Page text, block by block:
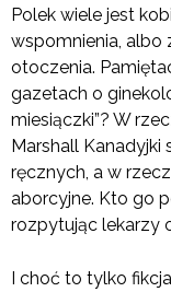
Polek wiele jest
wspomnienia, albo
otoczenia.
gazetach o
miesiączki”? W
Marshall
ręcznych, a w
aborcyjne. Kto go
rozpytując lekarzy
I choć to tylko